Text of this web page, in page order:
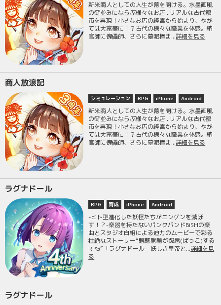
新米商人としての人生が幕を開ける。水墨画風
の街並みにならぶ様々なお店...リアルな古代都
市を再現！小さなお店の経営から始まり、やが
ては大富豪に！？古代の様々な職業を体感。納
官師に傀儡師、さらに墓泥棒ま...詳細を見る
商人放浪記
シミュレーション RPG iPhone Android
新米商人としての人生が幕を開ける。水墨画風
の街並みにならぶ様々なお店...リアルな古代都
市を再現！小さなお店の経営から始まり、やが
ては大富豪に！？古代の様々な職業を体感。納
官師に傀儡師、さらに墓泥棒ま...詳細を見る
ラグナドール
RPG 育成 iPhone Android
-ヒト型進化した妖怪たちがニンゲンを滅ぼ
す！？-楽器を持たないパンクバンドBiSHの楽
曲とスタジオ白組による迫力のムービーで彩る
壮絶なストーリー“魑魅魍魎が跋扈(ばっこ)する
RPG”「ラグナドール 妖しき皇帝と...詳細を見
る
ラグナドール